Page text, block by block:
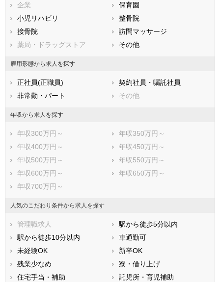
熊本県
鹿児島県
企業
保育園
小児リハビリ
整骨院
接骨院
訪問マッサージ
薬局・ドラッグストア
その他
雇用形態から求人を探す
正社員(正職員)
契約社員・嘱託社員
非常勤・パート
その他
年収から求人を探す
年収300万円～
年収350万円～
年収400万円～
年収450万円～
年収500万円～
年収550万円～
年収600万円～
年収650万円～
年収700万円～
人気のこだわり条件から求人を探す
管理職求人
駅から徒歩5分以内
駅から徒歩10分以内
車通勤可
未経験OK
新卒OK
残業少なめ
寮・借り上げ
住宅手当・補助
託児所・育児補助